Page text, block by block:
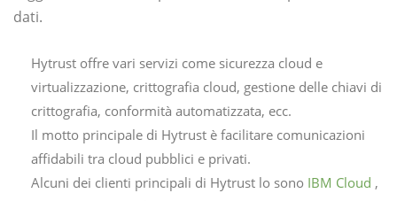
dati.
Hytrust offre vari servizi come sicurezza cloud e
virtualizzazione, crittografia cloud, gestione delle chiavi di
crittografia, conformità automatizzata, ecc.
Il motto principale di Hytrust è facilitare comunicazioni
affidabili tra cloud pubblici e privati.
Alcuni dei clienti principali di Hytrust lo sono IBM Cloud ,